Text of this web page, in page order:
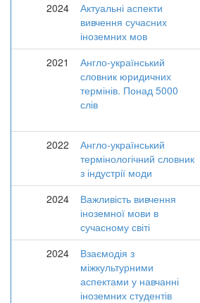
2024
Актуальні аспекти
вивчення сучасних
іноземних мов
2021
Англо-український
словник юридичних
термінів. Понад 5000
слів
2022
Англо-український
термінологічний словник
з індустрії моди
2024
Важливість вивчення
іноземної мови в
сучасному світі
2024
Взаємодія з
міжкультурними
аспектами у навчанні
іноземних студентів